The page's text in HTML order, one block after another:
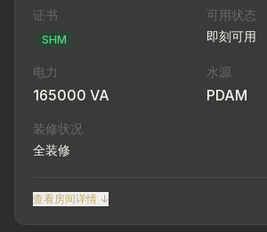
证书
SHM
可用状态
即刻可用
电力
165000 VA
水源
PDAM
装修状况
全装修
查看房间详情 ↓